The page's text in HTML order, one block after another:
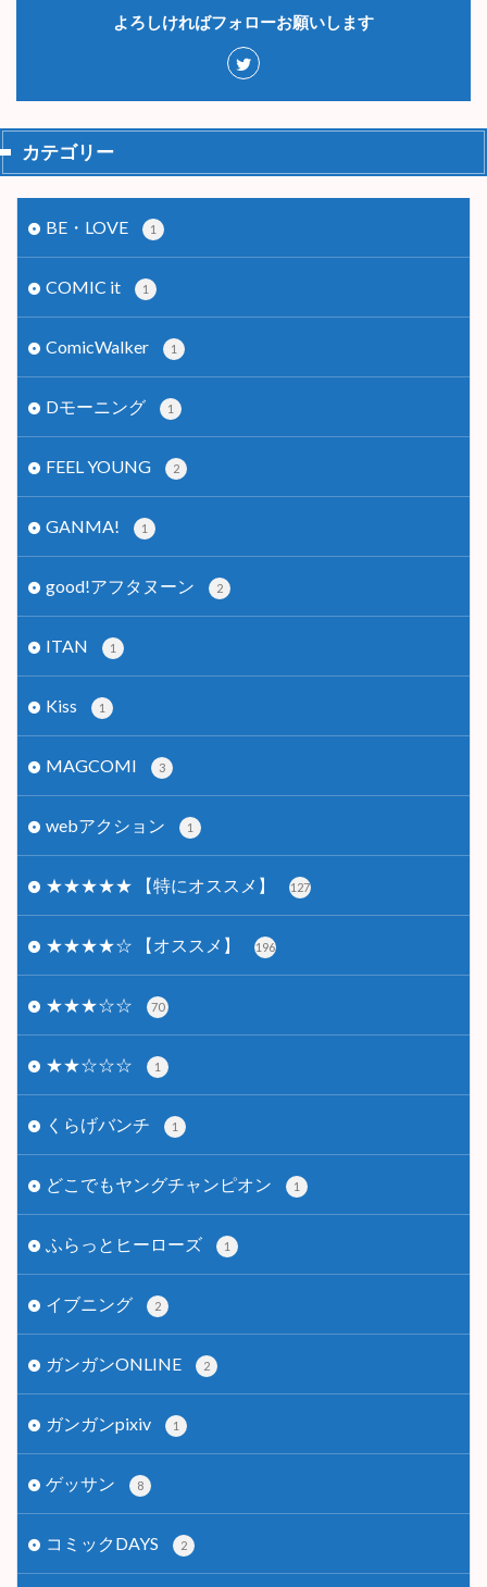
よろしければフォローお願いします
カテゴリー
BE・LOVE 1
COMIC it 1
ComicWalker 1
Dモーニング 1
FEEL YOUNG 2
GANMA! 1
good!アフタヌーン 2
ITAN 1
Kiss 1
MAGCOMI 3
webアクション 1
★★★★★ 【特にオススメ】 127
★★★★☆ 【オススメ】 196
★★★☆☆ 70
★★☆☆☆ 1
くらげバンチ 1
どこでもヤングチャンピオン 1
ふらっとヒーローズ 1
イブニング 2
ガンガンONLINE 2
ガンガンpixiv 1
ゲッサン 8
コミックDAYS 2